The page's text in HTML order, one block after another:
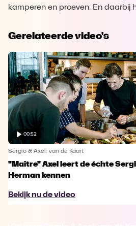
kamperen en proeven. En daarbij
Gerelateerde video's
00:52
Sergio & Axel: van de Kaart
"Maître" Axel leert de échte
Herman kennen
Bekijk nu de video